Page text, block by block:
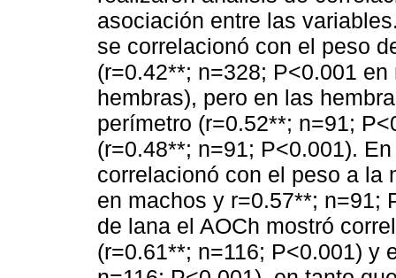
asociación entre las
se correlacionó con el peso
(r=0.42**; n=328; P<0.001
hembras), pero en las
perímetro (r=0.52**; n=91;
(r=0.48**; n=91; P<0.001).
correlacionó con el peso a la
en machos y r=0.57**; n=91;
de lana el AOCh mostró
(r=0.61**; n=116; P<0.001) y